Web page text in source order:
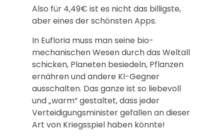
Also für 4,49€ ist es nicht das billigste,
aber eines der schönsten Apps.
In Eufloria muss man seine bio-
mechanischen Wesen durch das Weltall
schicken, Planeten besiedeln, Pflanzen
ernähren und andere KI-Gegner
ausschalten. Das ganze ist so liebevoll
und „warm“ gestaltet, dass jeder
Verteidigungsminister gefallen an dieser
Art von Kriegsspiel haben könnte!